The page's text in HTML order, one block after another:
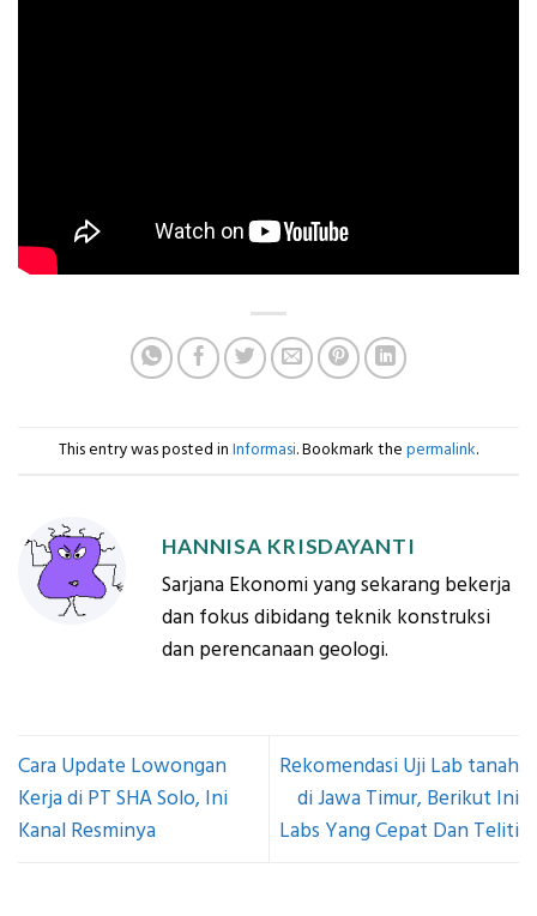
This entry was posted in Informasi. Bookmark the permalink.
HANNISA KRISDAYANTI
Sarjana Ekonomi yang sekarang bekerja
dan fokus dibidang teknik konstruksi
dan perencanaan geologi.
Cara Update Lowongan
Kerja di PT SHA Solo, Ini
Kanal Resminya
Rekomendasi Uji Lab tanah
di Jawa Timur, Berikut Ini
Labs Yang Cepat Dan Teliti